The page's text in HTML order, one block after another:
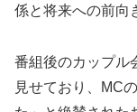
係と将来への前向
番組後のカップル
見せており、MC